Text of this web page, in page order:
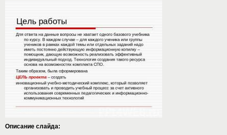
Описание слайда: